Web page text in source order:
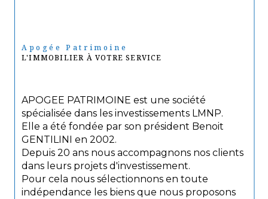
Apogée Patrimoine
L'IMMOBILIER À VOTRE SERVICE
APOGEE PATRIMOINE est une société
spécialisée dans les investissements LMNP.
Elle a été fondée par son président Benoit
GENTILINI en 2002.
Depuis 20 ans nous accompagnons nos clients
dans leurs projets d'investissement.
Pour cela nous sélectionnons en toute
indépendance les biens que nous proposons